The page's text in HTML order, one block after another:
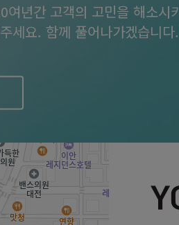
여년간 고객의 고민을 해소
세요. 함께 풀어나가겠습니